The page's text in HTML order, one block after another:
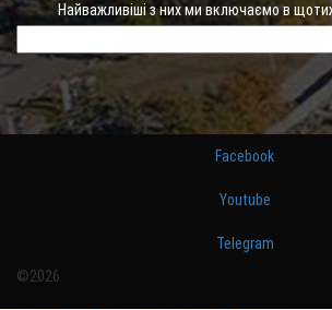
Найважливіші з них ми включаємо в
Facebook
Youtube
Telegram
©2026